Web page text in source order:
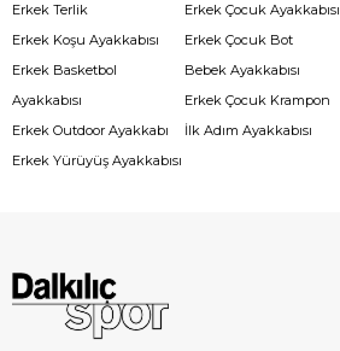
Erkek Terlik
Erkek Koşu Ayakkabısı
Erkek Basketbol
Ayakkabısı
Erkek Outdoor Ayakkabı
Erkek Yürüyüş Ayakkabısı
Erkek Çocuk Ayakkabısı
Erkek Çocuk Bot
Bebek Ayakkabısı
Erkek Çocuk Krampon
İlk Adım Ayakkabısı